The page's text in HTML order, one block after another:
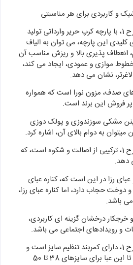
و کاربردی برای هر مناسبتی
عبا صدف کوتاه مشکی طرح 1، با پارچه کرپ حریر وارداتی تولید
این پارچه، می توان به الیاف
انعطاف پذیری بالا و ریزش مناسب آن
موازی و عمودی، ایجاد می کند،
نشان می دهد.
صدف، مزون نورا است که همواره
فروش این برند است.
لینن مشکی سوزندوزی و پولک دوزی
به دوام بالای آن، اشاره کرد.
عبا صدف کوتاه مشکی طرح 1، ترکیبی از اصالت و شکوه است، که
دهد.
رزا در این است که، کناره عبای
حجاب دارد، اما کناره عبای رزا،
باشد.
درخشان گزینه ای کاربردی،
و رویدادهای اجتماعی می باشد.
عبا صدف کوتاه مشکی طرح 1، دارای کمربند تنظیم سایز است و
این گزینه باعث می شود، تا این عبا برای سایزهای 38 تا 50